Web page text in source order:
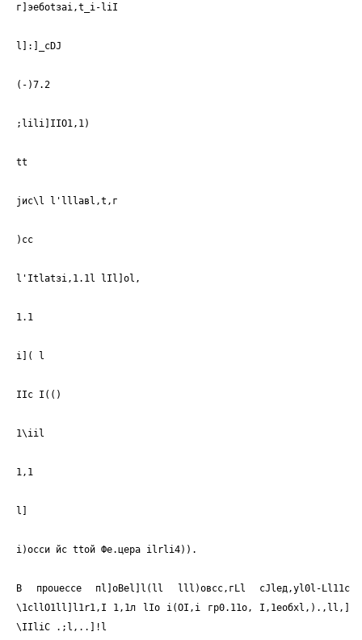
г]эебоtзаi,t_i-liI
l]:]_cDJ
(-)7.2
;lili]IIO1,1)
tt
jис\l l'lllавl,t,г
)сс
l'Itlаtзi,1.1l lIl]ol,
1.1
i]( l
IIс I(()
1\iil
1,1
l]
i)осси йс ttой Фе.цера ilrli4)).
В проuессе пl]oBel]l(ll lll)овсс,гLl сJlед,yl0l-Ll11с
\1cllO1ll]l1r1,I 1,1л lIo i(OI,i гр0.11о, I,1еобхl,).,ll,]
\IIliC .;l,..]!l